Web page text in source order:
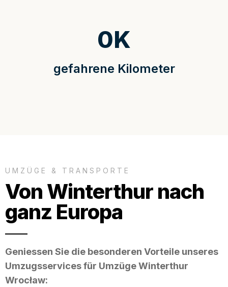
gefahrene Kilometer
0K
UMZÜGE & TRANSPORTE
Von Winterthur nach
ganz Europa
Geniessen Sie die besonderen Vorteile unseres
Umzugsservices für Umzüge Winterthur
Wrocław: